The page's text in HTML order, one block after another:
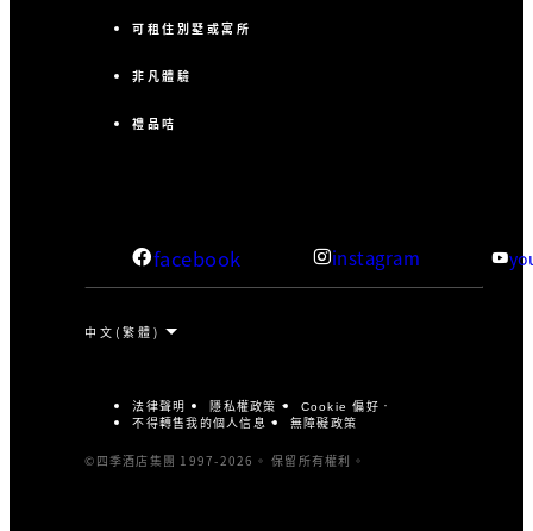
可租住別墅或寓所
非凡體驗
禮品咭
facebook instagram
法律聲明 隱私權政策 Cookie 偏好
不得轉售我的個人信息 無障礙政策
©四季酒店集團 1997-2026。 保留所有權利。